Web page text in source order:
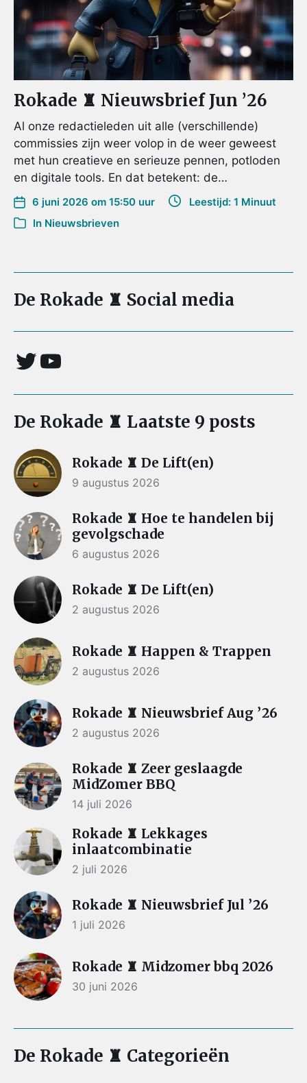
Rokade ♜ Nieuwsbrief Jun ’26
Al onze redactieleden uit alle (verschillende)
commissies zijn weer volop in de weer geweest
met hun creatieve en serieuze pennen, potloden
en digitale tools. En dat betekent: de…
6 juni 2026 om 15:50 uur
Leestijd: 1 Minuut
In Nieuwsbrieven
De Rokade ♜ Social media
De Rokade ♜ Laatste 9 posts
Rokade ♜ De Lift(en)
9 augustus 2026
Rokade ♜ Hoe te handelen bij
gevolgschade
6 augustus 2026
Rokade ♜ De Lift(en)
2 augustus 2026
Rokade ♜ Happen & Trappen
2 augustus 2026
Rokade ♜ Nieuwsbrief Aug ’26
2 augustus 2026
Rokade ♜ Zeer geslaagde
MidZomer BBQ
14 juli 2026
Rokade ♜ Lekkages
inlaatcombinatie
2 juli 2026
Rokade ♜ Nieuwsbrief Jul ’26
1 juli 2026
Rokade ♜ Midzomer bbq 2026
30 juni 2026
De Rokade ♜ Categorieën